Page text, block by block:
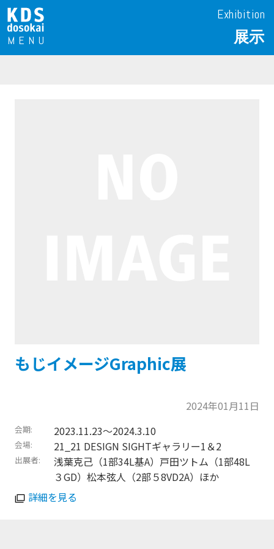
Exhibition
展示
もじイメージGraphic展
2024年01月11日
会期 2023.11.23～2024.3.10
会場 21_21 DESIGN SIGHTギャラリー1＆2
出展者
浅葉克己（1部34L基A）戸田ツトム（1部48L
３GD）松本弦人（2部５8VD2A）ほか
詳細を見る